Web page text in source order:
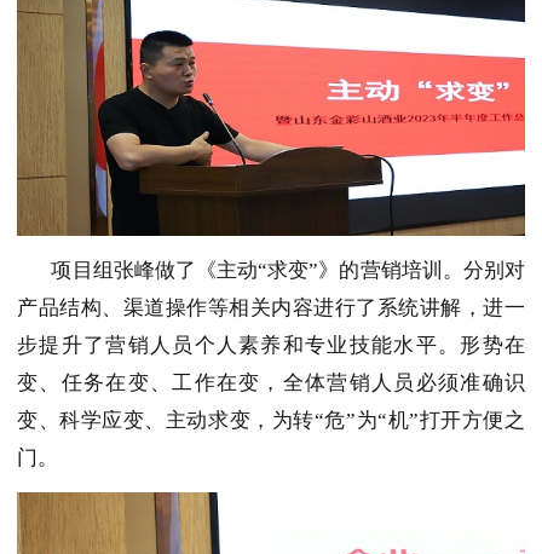
项目组张峰做了《主动“求变”》的营销培训。分别对
产品结构、渠道操作等相关内容进行了系统讲解，进一
步提升了营销人员个人素养和专业技能水平。形势在
变、任务在变、工作在变，全体营销人员必须准确识
变、科学应变、主动求变，为转“危”为“机”打开方便之
门。